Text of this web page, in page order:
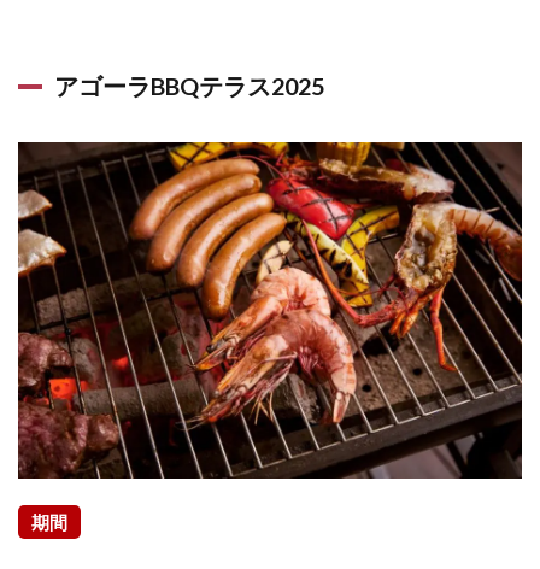
アゴーラBBQテラス2025
期間